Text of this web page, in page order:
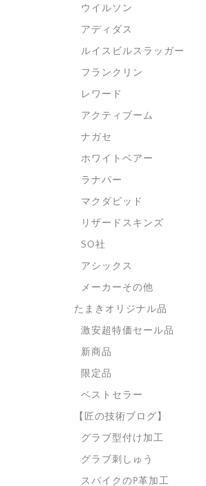
ウイルソン
アディダス
ルイスビルスラッガー
フランクリン
レワード
アクティブーム
ナガセ
ホワイトベアー
ラナパー
マクダビッド
リザードスキンズ
SO社
アシックス
メーカーその他
たまきオリジナル品
激安超特価セール品
新商品
限定品
ベストセラー
【匠の技術ブログ】
グラブ型付け加工
グラブ刺しゅう
スパイクのP革加工